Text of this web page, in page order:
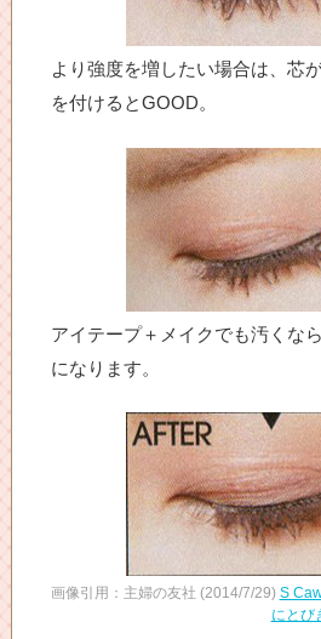
より強度を増したい場合は、芯
を付けるとGOOD。
アイテープ＋メイクでも汚くな
になります。
画像引用：主婦の友社 (2014/7/29) S
にとび